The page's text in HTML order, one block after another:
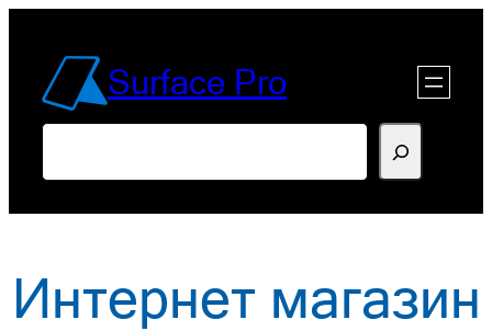
содержимомуSurface Pro
Интернет магазин